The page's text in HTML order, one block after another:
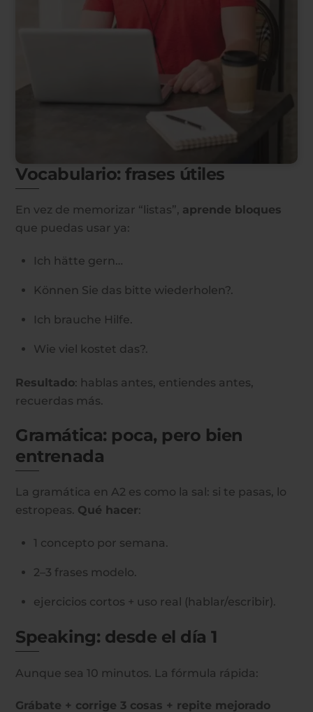
Vocabulario: frases útiles
En vez de memorizar “listas”, aprende bloques
que puedas usar ya:
Ich hätte gern…
Können Sie das bitte wiederholen?.
Ich brauche Hilfe.
Wie viel kostet das?.
Resultado: hablas antes, entiendes antes,
recuerdas más.
Gramática: poca, pero bien
entrenada
La gramática en A2 es como la sal: si te pasas, lo
estropeas. Qué hacer:
1 concepto por semana.
2–3 frases modelo.
ejercicios cortos + uso real (hablar/escribir).
Speaking: desde el día 1
Aunque sea 10 minutos. La fórmula rápida:
Grábate + corrige 3 cosas + repite mejorado